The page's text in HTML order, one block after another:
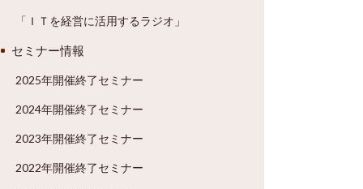
「ＩＴを経営に活用するラジオ」
セミナー情報
2025年開催終了セミナー
2024年開催終了セミナー
2023年開催終了セミナー
2022年開催終了セミナー